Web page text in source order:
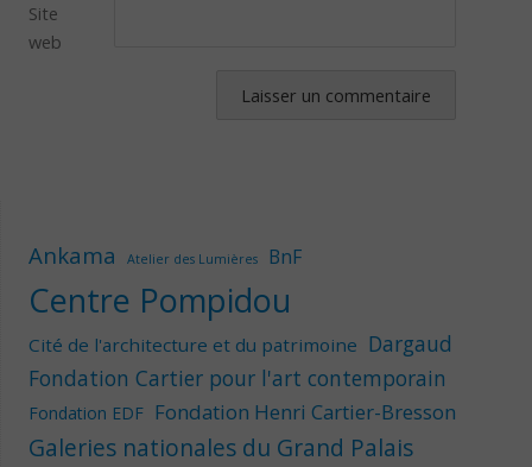
Site
web
Ankama Atelier des Lumières BnF
Centre Pompidou
Cité de l'architecture et du patrimoine Dargaud
Fondation Cartier pour l'art contemporain
Fondation EDF Fondation Henri Cartier-Bresson
Galeries nationales du Grand Palais